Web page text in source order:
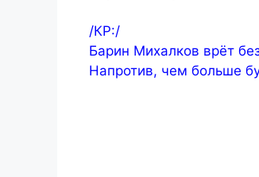
/КР:/
Барин Михалков врёт
Напротив, чем больше